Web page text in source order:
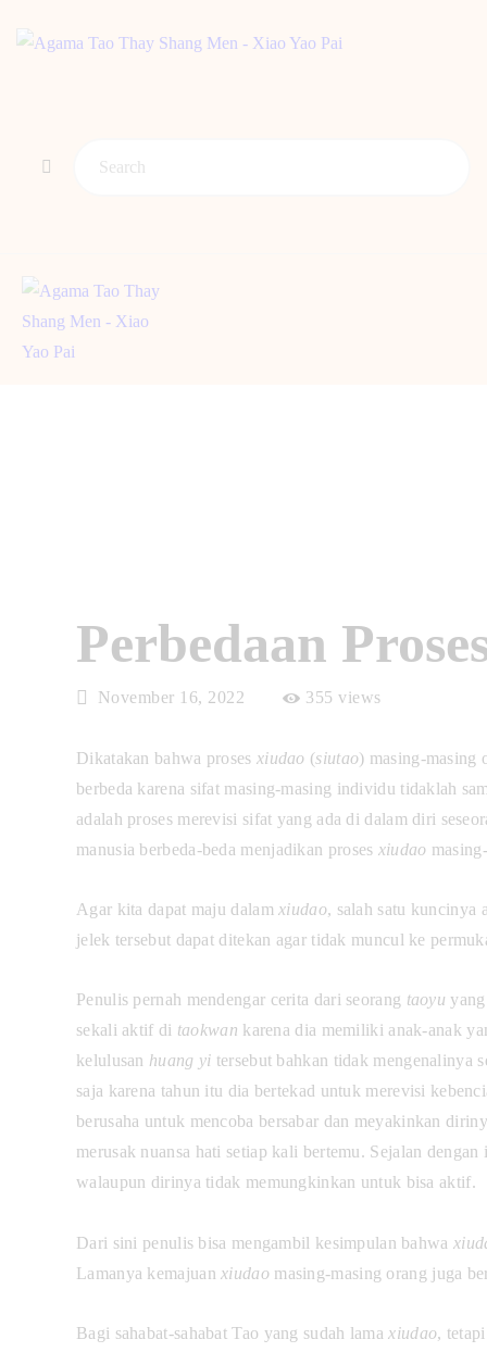
BERANDA
ARTIKEL
GALERI
HUBUNGI KAMI
Perbedaan
November 16, 2022 355 views
Dikatakan bahwa proses xiudao (siutao) masing-masing
berbeda karena sifat masing-masing individu tidaklah
adalah proses merevisi sifat yang ada di dalam diri
manusia berbeda-beda menjadikan proses xiudao
Agar kita dapat maju dalamxiudao, salah satu kuncinya
jelek tersebut dapat ditekan agar tidak muncul ke
Penulis pernah mendengar cerita dari seorang taoyu
sekali aktif di taokwan karena dia memiliki anak-anak
kelulusan huang yi tersebut bahkan tidak mengenalinya
saja karena tahun itu dia bertekad untuk merevisi
berusaha untuk mencoba bersabar dan meyakinkan
merusak nuansa hati setiap kali bertemu. Sejalan
walaupun dirinya tidak memungkinkan untuk bisa aktif.
Dari sini penulis bisa mengambil kesimpulan bahwa
Lamanya kemajuanxiudao masing-masing orang juga
Bagi sahabat-sahabat Tao yang sudah lamaxiudao,